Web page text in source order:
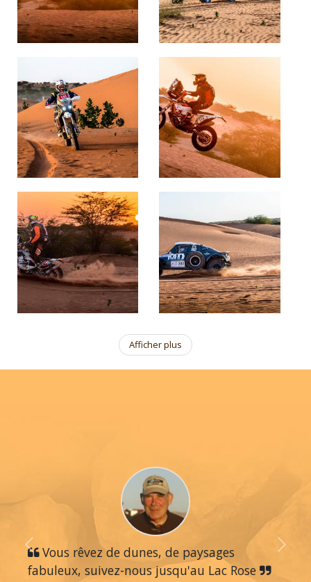
Afficher plus
Vous rêvez de dunes, de paysages
fabuleux, suivez-nous jusqu'au Lac Rose
Previous Next